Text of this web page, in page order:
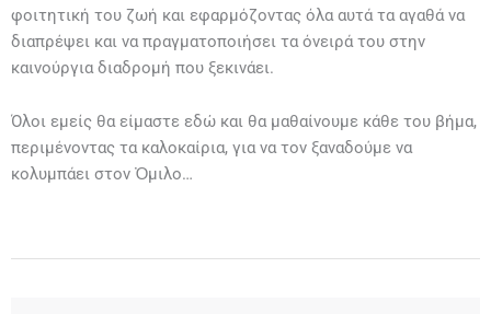
φοιτητική του ζωή και εφαρμόζοντας όλα αυτά τα αγαθά να
διαπρέψει και να πραγματοποιήσει τα όνειρά του στην
καινούργια διαδρομή που ξεκινάει.
Όλοι εμείς θα είμαστε εδώ και θα μαθαίνουμε κάθε του βήμα,
περιμένοντας τα καλοκαίρια, για να τον ξαναδούμε να
κολυμπάει στον Ὀμιλο…